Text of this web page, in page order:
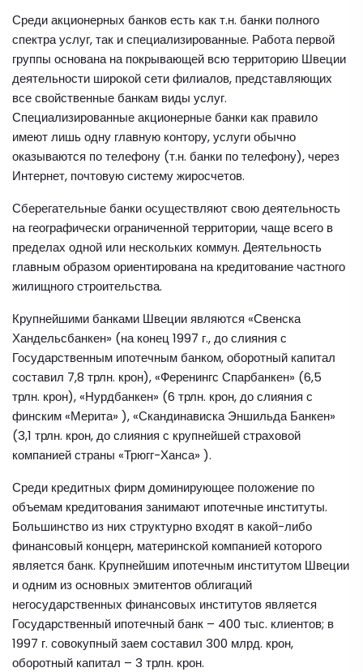
Среди акционерных банков есть как т.н. банки полного
спектра услуг, так и специализированные. Работа первой
группы основана на покрывающей всю территорию Швеции
деятельности широкой сети филиалов, представляющих
все свойственные банкам виды услуг.
Специализированные акционерные банки как правило
имеют лишь одну главную контору, услуги обычно
оказываются по телефону (т.н. банки по телефону), через
Интернет, почтовую систему жиросчетов.
Сберегательные банки осуществляют свою деятельность
на географически ограниченной территории, чаще всего в
пределах одной или нескольких коммун. Деятельность
главным образом ориентирована на кредитование частного
жилищного строительства.
Крупнейшими банками Швеции являются «Свенска
Хандельсбанкен» (на конец 1997 г., до слияния с
Государственным ипотечным банком, оборотный капитал
составил 7,8 трлн. крон), «Ференингс Спарбанкен» (6,5
трлн. крон), «Нурдбанкен» (6 трлн. крон, до слияния с
финским «Мерита» ), «Скандинависка Эншильда Банкен»
(3,1 трлн. крон, до слияния с крупнейшей страховой
компанией страны «Трюгг-Ханса» ).
Среди кредитных фирм доминирующее положение по
объемам кредитования занимают ипотечные институты.
Большинство из них структурно входят в какой-либо
финансовый концерн, материнской компанией которого
является банк. Крупнейшим ипотечным институтом Швеции
и одним из основных эмитентов облигаций
негосударственных финансовых институтов является
Государственный ипотечный банк – 400 тыс. клиентов; в
1997 г. совокупный заем составил 300 млрд. крон,
оборотный капитал – 3 трлн. крон.